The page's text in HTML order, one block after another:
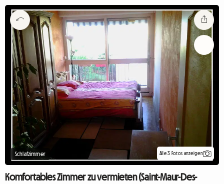
Schlafzimmer Alle 3 Fotos anzeigen
Komfortables Zimmer zu vermieten (Saint-Maur-Des-